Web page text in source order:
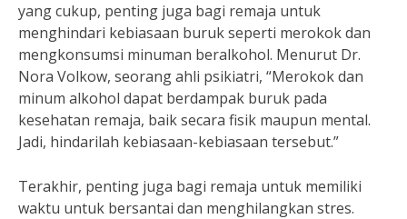
yang cukup, penting juga bagi remaja untuk
menghindari kebiasaan buruk seperti merokok dan
mengkonsumsi minuman beralkohol. Menurut Dr.
Nora Volkow, seorang ahli psikiatri, “Merokok dan
minum alkohol dapat berdampak buruk pada
kesehatan remaja, baik secara fisik maupun mental.
Jadi, hindarilah kebiasaan-kebiasaan tersebut.”
Terakhir, penting juga bagi remaja untuk memiliki
waktu untuk bersantai dan menghilangkan stres.